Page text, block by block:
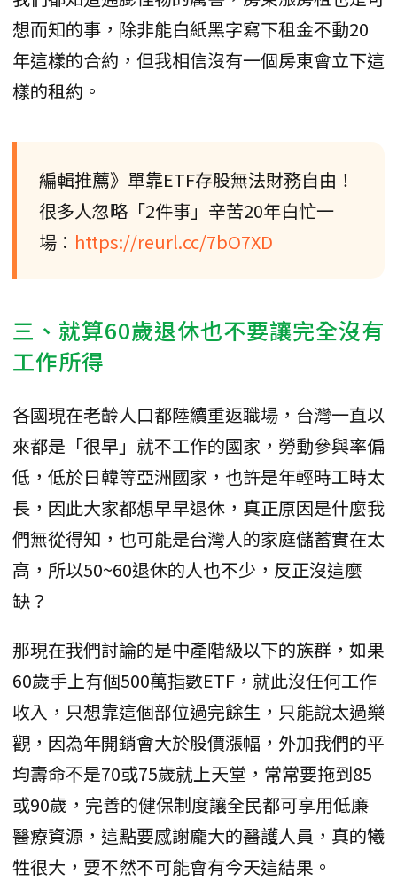
想而知的事，除非能白紙黑字寫下租金不動20
年這樣的合約，但我相信沒有一個房東會立下這
樣的租約。
編輯推薦》單靠ETF存股無法財務自由！
很多人忽略「2件事」辛苦20年白忙一
場： https://reurl.cc/7bO7XD
三、就算60歲退休也不要讓完全沒有
工作所得
各國現在老齡人口都陸續重返職場，台灣一直以
來都是「很早」就不工作的國家，勞動參與率偏
低，低於日韓等亞洲國家，也許是年輕時工時太
長，因此大家都想早早退休，真正原因是什麼我
們無從得知，也可能是台灣人的家庭儲蓄實在太
高，所以50~60退休的人也不少，反正沒這麼
缺？
那現在我們討論的是中產階級以下的族群，如果
60歲手上有個500萬指數ETF，就此沒任何工作
收入，只想靠這個部位過完餘生，只能說太過樂
觀，因為年開銷會大於股價漲幅，外加我們的平
均壽命不是70或75歲就上天堂，常常要拖到85
或90歲，完善的健保制度讓全民都可享用低廉
醫療資源，這點要感謝龐大的醫護人員，真的犧
牲很大，要不然不可能會有今天這結果。